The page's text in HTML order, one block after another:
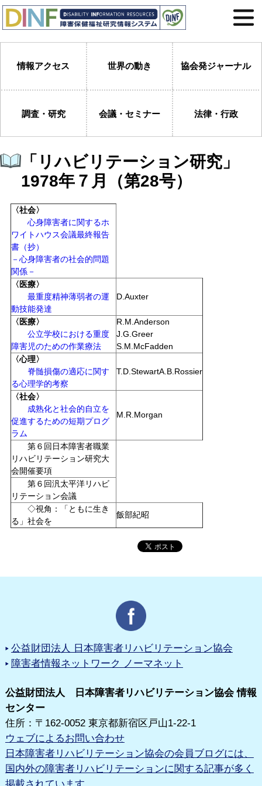
情報アクセス 世界の動き 協会発ジャーナル
調査・研究 会議・セミナー 法律・行政
「リハビリテーション研究」
1978年７月（第28号）
〈社会〉
心身障害者に関するホ
ワイトハウス会議最終報告
書（抄）
－心身障害者の社会的問題
関係－
〈医療〉
最重度精神薄弱者の運
動技能発達
D.Auxter
〈医療〉
公立学校における重度
障害児のための作業療法
R.M.Anderson
J.G.Greer
S.M.McFadden
〈心理〉
脊髄損傷の適応に関す
る心理学的考察
T.D.StewartA.B.Rossier
〈社会〉
成熟化と社会的自立を
促進するための短期プログ
ラム
M.R.Morgan
第６回日本障害者職業
リハビリテーション研究大
会開催要項
第６回汎太平洋リハビ
リテーション会議
◇視角：「ともに生き
る」社会を
飯部紀昭
公益財団法人 日本障害者リハビリテーション協会
障害者情報ネットワーク ノーマネット
公益財団法人 日本障害者リハビリテーション協会 情報
センター
住所：〒162-0052 東京都新宿区戸山1-22-1
ウェブによるお問い合わせ
日本障害者リハビリテーション協会の会員ブログには、
国内外の障害者リハビリテーションに関する記事が多く